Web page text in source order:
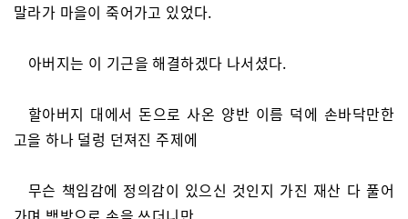
말라가 마을이 죽어가고 있었다.
아버지는 이 기근을 해결하겠다 나서셨다.
할아버지 대에서 돈으로 사온 양반 이름 덕에 손바닥만한
고을 하나 덜렁 던져진 주제에
무슨 책임감에 정의감이 있으신 것인지 가진 재산 다 풀어